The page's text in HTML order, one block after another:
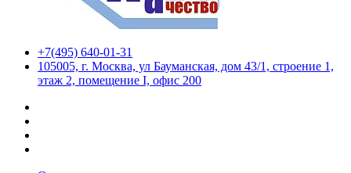
+7(495) 640-01-31
105005, г. Москва, ул Бауманская, дом 43/1, строение 1,
этаж 2, помещение I, офис 200